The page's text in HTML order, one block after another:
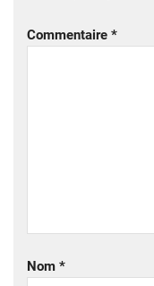
Commentaire *
Nom *